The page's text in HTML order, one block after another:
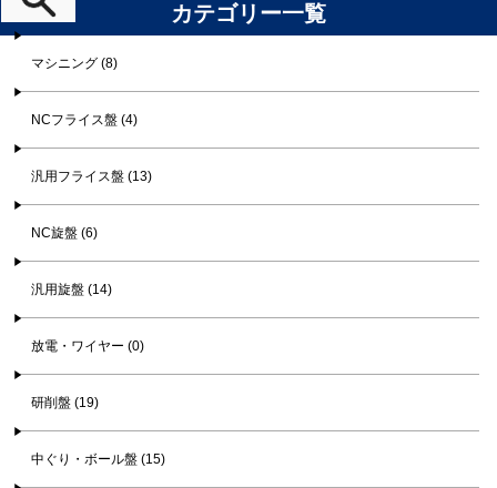
カテゴリー一覧
マシニング (8)
NCフライス盤 (4)
汎用フライス盤 (13)
NC旋盤 (6)
汎用旋盤 (14)
放電・ワイヤー (0)
研削盤 (19)
中ぐり・ボール盤 (15)